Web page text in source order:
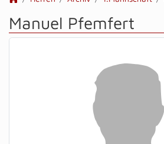
Manuel Pfemfert